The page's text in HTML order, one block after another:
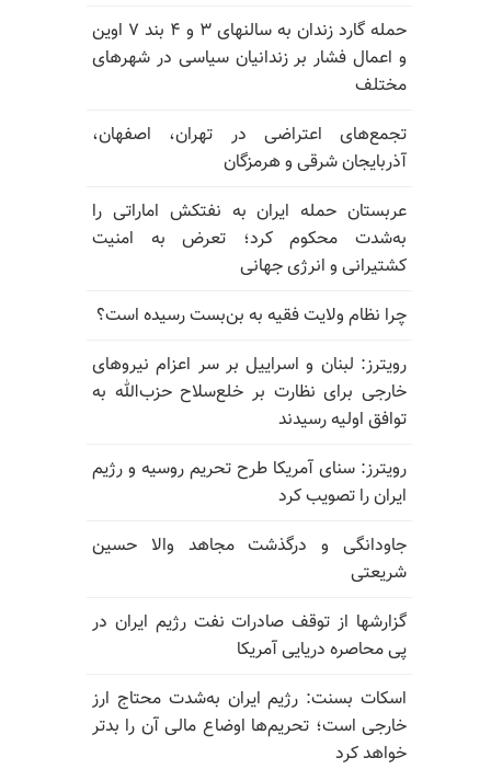
حمله گارد زندان به سالنهای ۳ و ۴ بند ۷ اوین
و اعمال فشار بر زندانیان سیاسی در شهرهای
مختلف
تجمع‌های اعتراضی در تهران، اصفهان،
آذربایجان شرقی و هرمزگان
عربستان حمله ایران به نفتکش اماراتی را
به‌شدت محکوم کرد؛ تعرض به امنیت
کشتیرانی و انرژی جهانی
چرا نظام ولایت فقیه به بن‌بست رسیده است؟
رویترز: لبنان و اسراییل بر سر اعزام نیروهای
خارجی برای نظارت بر خلع‌سلاح حزب‌الله به
توافق اولیه رسیدند
رویترز: سنای آمریکا طرح تحریم روسیه و رژیم
ایران را تصویب کرد
جاودانگی و درگذشت مجاهد والا حسین
شریعتی
گزارشها از توقف صادرات نفت رژیم ایران در
پی محاصره دریایی آمریکا
اسکات بسنت: رژیم ایران به‌شدت محتاج ارز
خارجی است؛ تحریم‌ها اوضاع مالی آن را بدتر
خواهد کرد